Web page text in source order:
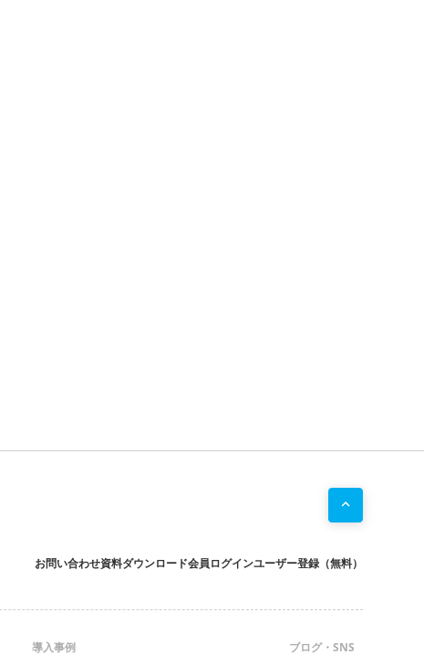
お問い合わせ資料ダウンロード会員ログインユーザー登録（無料）
導入事例
ブログ・SNS